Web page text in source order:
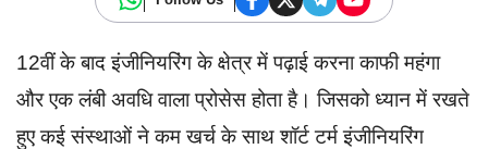
12वीं के बाद इंजीनियरिंग के क्षेत्र में पढ़ाई करना काफी महंगा
और एक लंबी अवधि वाला प्रोसेस होता है। जिसको ध्यान में रखते
हुए कई संस्थाओं ने कम खर्च के साथ शॉर्ट टर्म इंजीनियरिंग